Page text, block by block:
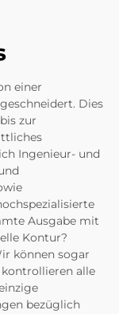
einer
Dies
zur
Ingenieur- und
Ausgabe mit
Kontur?
können sogar
alle
bezüglich